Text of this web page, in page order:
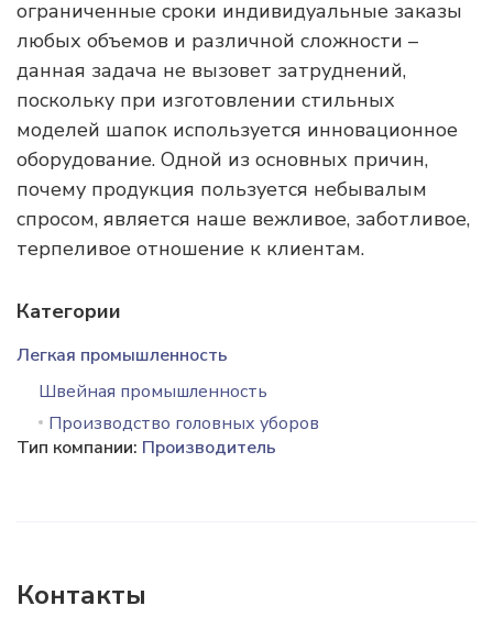
ограниченные сроки индивидуальные заказы
любых объемов и различной сложности –
данная задача не вызовет затруднений,
поскольку при изготовлении стильных
моделей шапок используется инновационное
оборудование. Одной из основных причин,
почему продукция пользуется небывалым
спросом, является наше вежливое, заботливое,
терпеливое отношение к клиентам.
Категории
Легкая промышленность
Швейная промышленность
Производство головных уборов
Тип компании: Производитель
Контакты